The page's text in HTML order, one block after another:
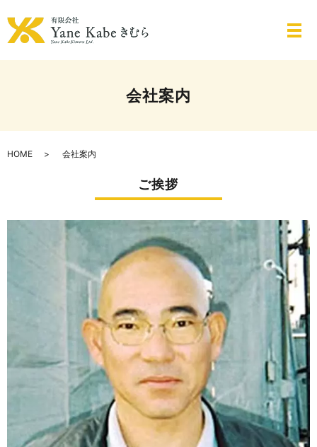
メ
会社案内
HOME 会社案内
ご挨拶